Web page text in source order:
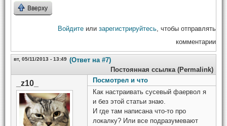
Вверху
Войдите или зарегистрируйтесь, чтобы отправлять
комментарии
вт, 05/11/2013 - 13:49 (Ответ на #7)
Постоянная ссылка (Permalink)
_z10_
Посмотрел и что
Как настраивать сусевый фаервол я
и без этой статьи знаю.
И где там написана что-то про
локалку? Или все подразумевают